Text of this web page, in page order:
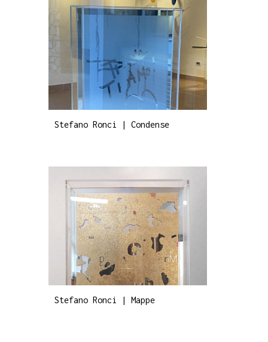
Stefano Ronci | Condense
Stefano Ronci | Mappe